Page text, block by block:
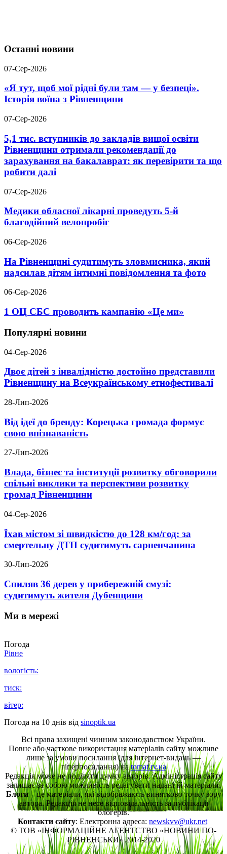
Останні новини
07-Сер-2026
«Я тут, щоб мої рідні були там — у безпеці».
Історія воїна з Рівненщини
07-Сер-2026
5,1 тис. вступників до закладів вищої освіти
Рівненщини отримали рекомендації до
зарахування на бакалаврат: як перевірити та що
робити далі
07-Сер-2026
Медики обласної лікарні проведуть 5-й
благодійний велопробіг
06-Сер-2026
На Рівненщині судитимуть зловмисника, який
надсилав дітям інтимні повідомлення та фото
06-Сер-2026
1 ОЦ СБС проводить кампанію «Це ми»
Популярні новини
04-Сер-2026
Двоє дітей з інвалідністю достойно представили
Рівненщину на Всеукраїнському етнофестивалі
28-Лип-2026
Від ідеї до бренду: Корецька громада формує
свою впізнаваність
27-Лип-2026
Влада, бізнес та інституції розвитку обговорили
спільні виклики та перспективи розвитку
громад Рівненщини
04-Сер-2026
Їхав містом зі швидкістю до 128 км/год: за
смертельну ДТП судитимуть сарненчанина
30-Лип-2026
Спиляв 36 дерев у прибережній смузі:
судитимуть жителя Дубенщини
Ми в мережі
Погода
Рівне
вологість:
тиск:
вітер:
Погода на 10 днів від sinoptik.ua
Всі права захищені чинним законодавством України.
Повне або часткове використання матеріалів сайту можливе
лише за умови посилання (для інтернет-видань —
гіперпосилання) наtomat.rv.ua
Редакція може не поділяти думку авторів. Адміністрація сайту
залишає за собою можливість редагувати надані їй матеріали.
Блоги– це матеріали, які відображають винятково точку зору
автора. Редакція не несе відповідальність за публікації
блогерів.
Контакти сайту: Електронна адреса: newskvv@ukr.net
© ТОВ «ІНФОРМАЦІЙНЕ АГЕНТСТВО «НОВИНИ ПО-
РІВНЕНСЬКИ» 2014-2020